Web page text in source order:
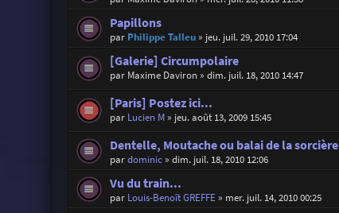
Papillons
par Philippe Talleu» jeu. juil. 29, 2010 17:04
[Galerie] Circumpolaire
par Maxime Daviron» dim. juil. 18, 2010 14:47
[Paris] Postez ici...
par Lucien M» jeu. août 13, 2009 15:45
Dentelle, Moutache ou balai de la sorcière
pardominic» dim. juil. 18, 2010 12:06
Vu du train...
par Louis-Benoît GREFFE» mer. juil. 14, 2010 00:25